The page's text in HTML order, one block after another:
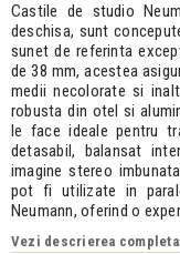
Castile de studio
deschisa, sunt
sunet de referinta
de 38 mm, acestea
medii necolorate si
robusta din otel si
le face ideale pentru
detasabil, balansat
imagine stereo
pot fi utilizate in
Neumann, oferind o
Vezi descrierea completa